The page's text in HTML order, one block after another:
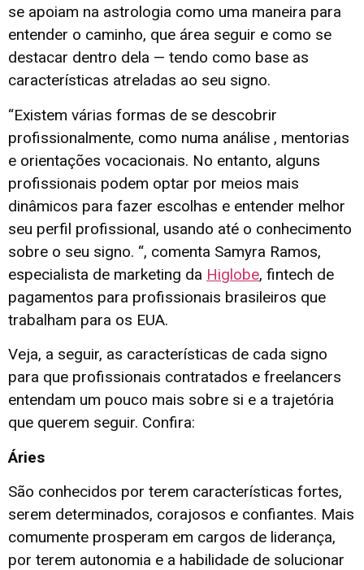
se apoiam na astrologia como uma maneira para
entender o caminho, que área seguir e como se
destacar dentro dela — tendo como base as
características atreladas ao seu signo.
“Existem várias formas de se descobrir
profissionalmente, como numa análise , mentorias
e orientações vocacionais. No entanto, alguns
profissionais podem optar por meios mais
dinâmicos para fazer escolhas e entender melhor
seu perfil profissional, usando até o conhecimento
sobre o seu signo. “, comenta Samyra Ramos,
especialista de marketing da Higlobe, fintech de
pagamentos para profissionais brasileiros que
trabalham para os EUA.
Veja, a seguir, as características de cada signo
para que profissionais contratados e freelancers
entendam um pouco mais sobre si e a trajetória
que querem seguir. Confira:
Áries
São conhecidos por terem características fortes,
serem determinados, corajosos e confiantes. Mais
comumente prosperam em cargos de liderança,
por terem autonomia e a habilidade de solucionar